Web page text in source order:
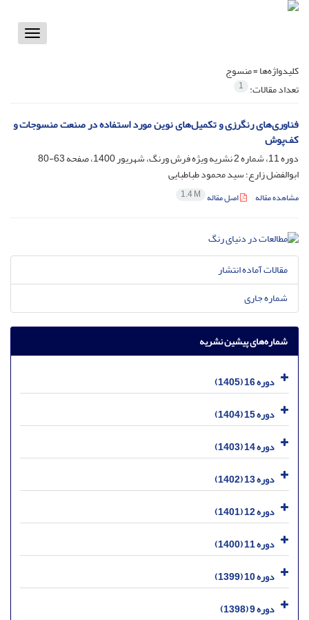
Toggle
کلیدواژه‌ها =منسوج
تعداد مقالات: 1
فناوری‌های رنگرزی و تکمیل‌‌های نوین مورد استفاده در صنعت منسوجات و
کف‌پوش
دوره 11، شماره 2 نشریه ویژه فرش ورنگ، شهریور 1400، صفحه
63-80
ابوالفضل زارع؛ سید محمود طباطبایی
مشاهده مقاله اصل مقاله 1.4 M
مقالات آماده انتشار
شماره جاری
شماره‌های پیشین نشریه
دوره 16 (1405)
دوره 15 (1404)
دوره 14 (1403)
دوره 13 (1402)
دوره 12 (1401)
دوره 11 (1400)
دوره 10 (1399)
دوره 9 (1398)